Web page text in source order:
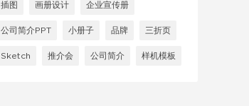
插图 画册设计 企业宣传册
公司简介PPT 小册子 品牌 三折页
Sketch 推介会 公司简介 样机模板